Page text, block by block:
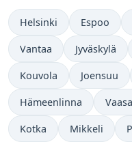
Helsinki Espoo
Vantaa Jyväskylä
Kouvola Joensuu
Hämeenlinna Vaasa
Kotka Mikkeli